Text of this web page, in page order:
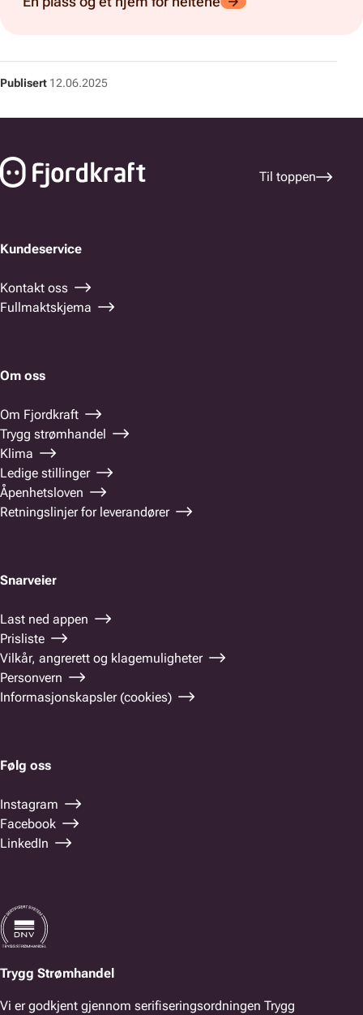
Publisert 12.06.2025
Til toppen
Kundeservice
Kontakt oss
Fullmaktskjema
Om oss
Om Fjordkraft
Trygg strømhandel
Klima
Ledige stillinger
Åpenhetsloven
Retningslinjer for leverandører
Snarveier
Last ned appen
Prisliste
Vilkår, angrerett og klagemuligheter
Personvern
Informasjonskapsler (cookies)
Følg oss
Instagram
Facebook
LinkedIn
Trygg Strømhandel
Vi er godkjent gjennom serifiseringsordningen Trygg